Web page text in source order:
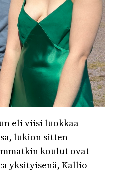
eli viisi luokkaa
lukion sitten
koulut ovat
yksityisenä, Kallio